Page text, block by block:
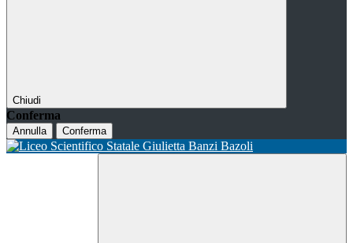
Chiudi
Conferma
Annulla Conferma